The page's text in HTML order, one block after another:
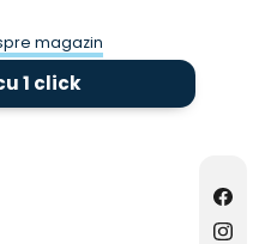
magazin
1 click